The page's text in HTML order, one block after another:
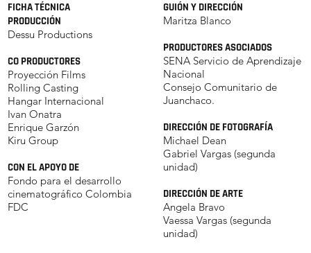
FICHA TÉCNICA
PRODUCCIÓN
Dessu Productions
CO PRODUCTORES
Proyección Films
Rolling Casting
Hangar Internacional
Ivan Onatra
Enrique Garzón
Kiru Group
CON EL APOYO DE
Fondo para el desarrollo
cinematográfico Colombia
FDC
GUIÓN Y DIRECCIÓN
Maritza Blanco
PRODUCTORES ASOCIADOS
SENA Servicio de Aprendizaje
Nacional
Consejo Comunitario de
Juanchaco.
DIRECCIÓN DE FOTOGRAFÍA
Michael Dean
Gabriel Vargas (segunda
unidad)
DIRECCIÓN DE ARTE
Angela Bravo
Vaessa Vargas (segunda
unidad)